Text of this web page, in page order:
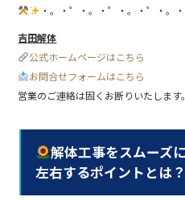
・。・゜・。・゜・。・゜・。・
吉田解体
公式ホームページはこちら
お問合せフォームはこちら
営業のご連絡は固くお断りいたします。
解体工事をスムーズ
左右するポイントとは？